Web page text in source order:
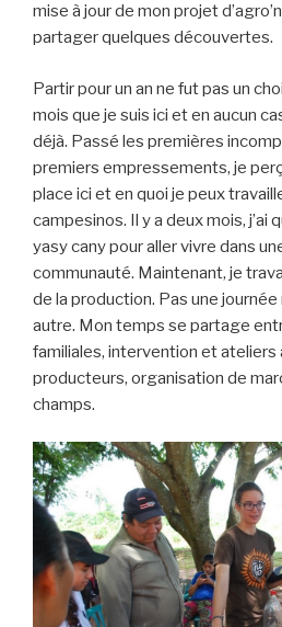
mise à jour de mon projet
partager quelques découvertes.
Partir pour un an ne fut pas un
mois que je suis ici et en aucun
déjà. Passé les premières
premiers empressements, je
place ici et en quoi je peux
campesinos. Il y a deux mois, j’ai
yasy cany pour aller vivre dans
communauté. Maintenant, je
de la production. Pas une
autre. Mon temps se partage
familiales, intervention et
producteurs, organisation de
champs.